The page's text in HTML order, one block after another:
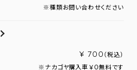
※種類お問い合わせください
¥ 700 （税込）
※ナカゴヤ購入車￥０無料です